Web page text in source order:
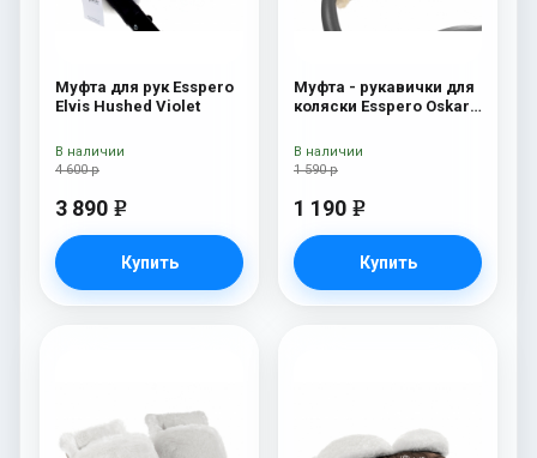
Муфта для рук Esspero
Elvis Hushed Violet
4 600 р
3 890 e
Купить
В наличии
Муфта - рукавички для
коляски Esspero Oskar
Beige
1 590 р
1 190 e
Купить
В наличии